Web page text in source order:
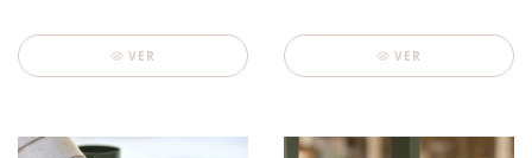
VER VER